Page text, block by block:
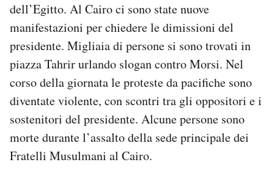
dell’Egitto. Al Cairo ci sono state nuove
manifestazioni per chiedere le dimissioni del
presidente. Migliaia di persone si sono trovati in
piazza Tahrir urlando slogan contro Morsi. Nel
corso della giornata le proteste da pacifiche sono
diventate violente, con scontri tra gli oppositori e i
sostenitori del presidente. Alcune persone sono
morte durante l’assalto della sede principale dei
Fratelli Musulmani al Cairo.